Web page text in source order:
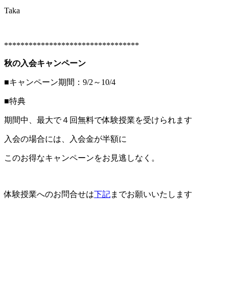
Taka
*********************************
秋の入会キャンペーン
■キャンペーン期間：9/2～10/4
■特典
期間中、最大で４回無料で体験授業を受けられます
入会の場合には、入会金が半額に
このお得なキャンペーンをお見逃しなく。
体験授業へのお問合せは下記までお願いいたします